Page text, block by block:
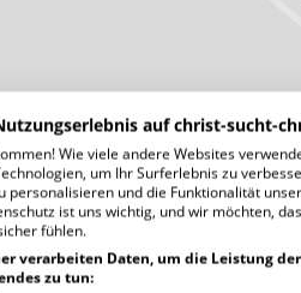
weitere Lovestories
auf christ-sucht-
Wie viele andere Websites
um Ihr Surferlebnis zu
personalisieren und die Funktionalität
ist uns wichtig, und wir möchten,
fühlen.
verarbeiten Daten, um die Leistung
zu tun: